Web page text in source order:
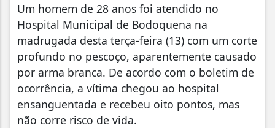
Um homem de 28 anos foi atendido no
Hospital Municipal de Bodoquena na
madrugada desta terça-feira (13) com um corte
profundo no pescoço, aparentemente causado
por arma branca. De acordo com o boletim de
ocorrência, a vítima chegou ao hospital
ensanguentada e recebeu oito pontos, mas
não corre risco de vida.